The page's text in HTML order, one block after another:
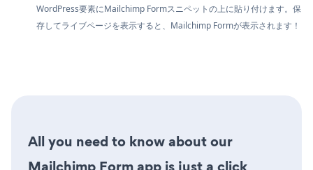
WordPress要素にMailchimp Formスニペットの上に貼り付けます。保
存してライブページを表示すると、Mailchimp Formが表示されます！
All you need to know about our